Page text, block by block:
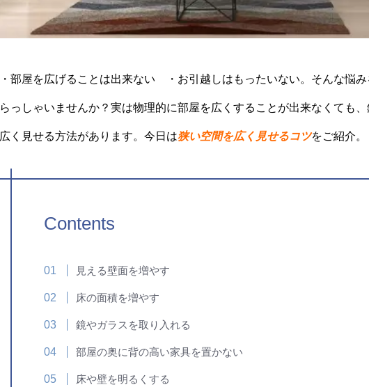
・部屋を広げることは出来ない ・お引越しはもったいない。そんな悩
らっしゃいませんか？実は物理的に部屋を広くすることが出来なくても、
広く見せる方法があります。今日は狭い空間を広く見せるコツをご紹介。
Contents
見える壁面を増やす
床の面積を増やす
鏡やガラスを取り入れる
部屋の奥に背の高い家具を置かない
床や壁を明るくする